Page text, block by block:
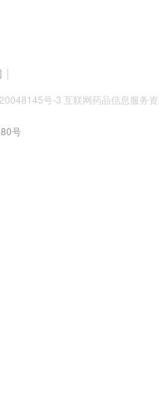
|
号-3 互联网药品信息服务
号